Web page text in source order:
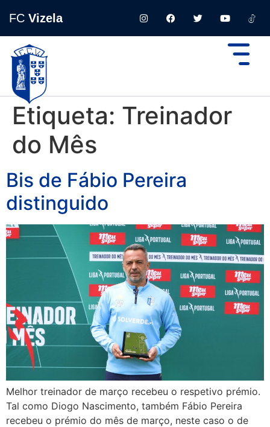
FC Vizela
Etiqueta: Treinador
do Mês
Bis de Fábio Pereira
distinguido
Melhor treinador de março recebeu o respetivo prémio.
Tal como Diogo Nascimento, também Fábio Pereira
recebeu o prémio do mês de março, neste caso o de